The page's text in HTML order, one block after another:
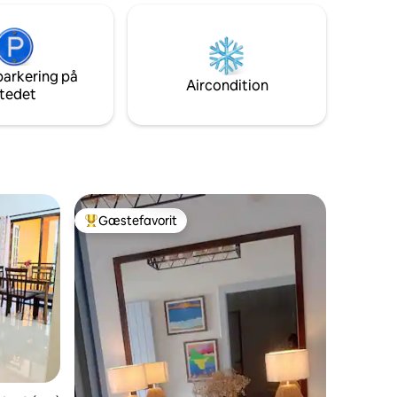
232
alt
under
hånden. Denne villa er blevet bevares
med kærlighed, og så snart du træder
indenfor, bliver du omfavnet af dens
varme og charme.
på
Aircondition
Bedste gæstefavorit
Gæstefavorit